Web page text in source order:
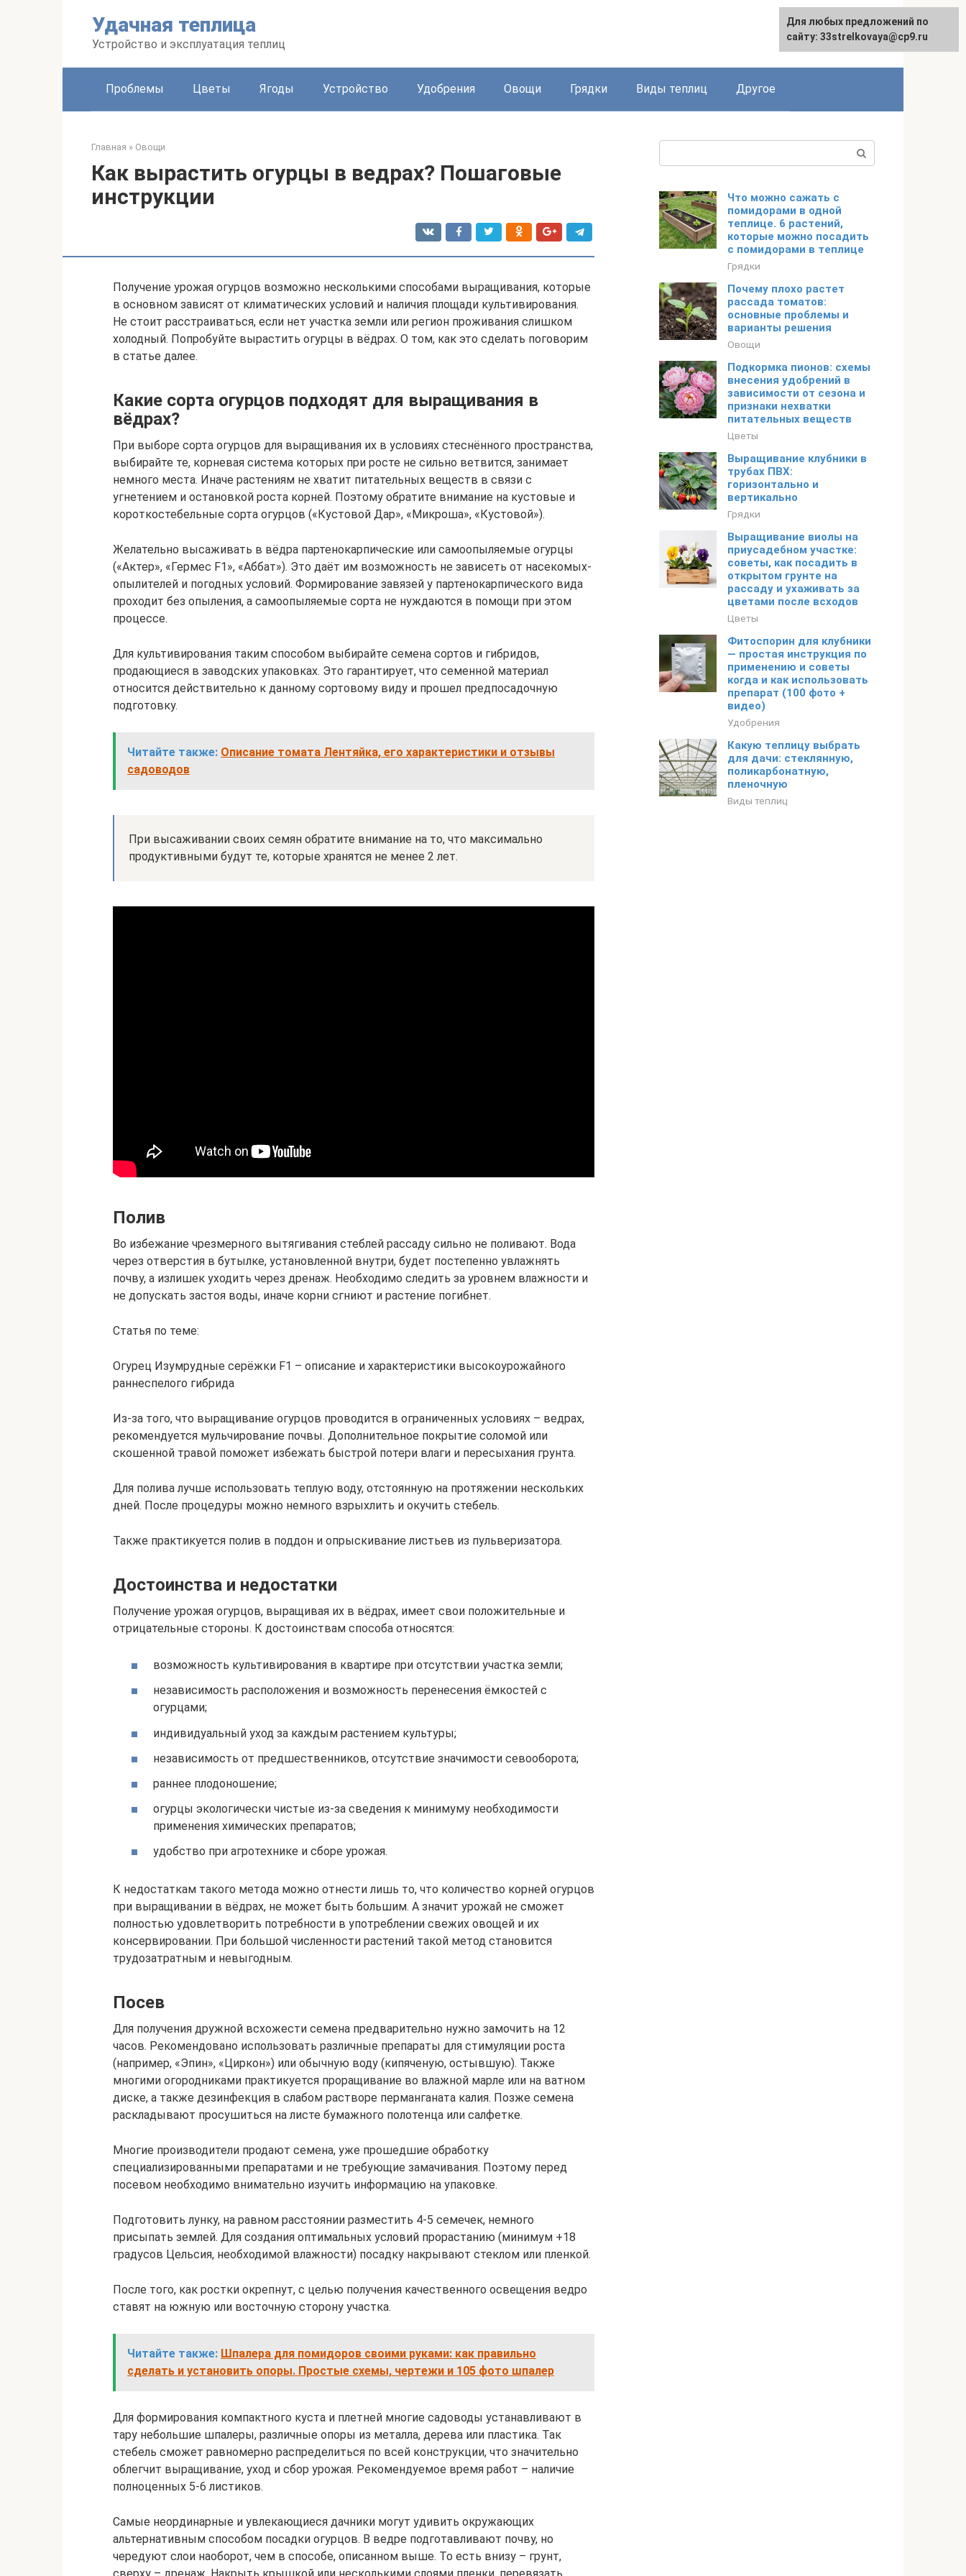
Удачная теплица
Устройство и эксплуатация теплиц
Проблемы Цветы Ягоды Устройство Удобрения Овощи Грядки Виды теплиц Другое
Главная » Овощи
Как вырастить огурцы в ведрах? Пошаговые
инструкции
Получение урожая огурцов возможно несколькими способами выращивания, которые
в основном зависят от климатических условий и наличия площади культивирования.
Не стоит расстраиваться, если нет участка земли или регион проживания слишком
холодный. Попробуйте вырастить огурцы в вёдрах. О том, как это сделать поговорим
в статье далее.
Какие сорта огурцов подходят для выращивания в
вёдрах?
При выборе сорта огурцов для выращивания их в условиях стеснённого пространства,
выбирайте те, корневая система которых при росте не сильно ветвится, занимает
немного места. Иначе растениям не хватит питательных веществ в связи с
угнетением и остановкой роста корней. Поэтому обратите внимание на кустовые и
короткостебельные сорта огурцов («Кустовой Дар», «Микроша», «Кустовой»).
Желательно высаживать в вёдра партенокарпические или самоопыляемые огурцы
(«Актер», «Гермес F1», «Аббат»). Это даёт им возможность не зависеть от насекомых-
опылителей и погодных условий. Формирование завязей у партенокарпического вида
проходит без опыления, а самоопыляемые сорта не нуждаются в помощи при этом
процессе.
Для культивирования таким способом выбирайте семена сортов и гибридов,
продающиеся в заводских упаковках. Это гарантирует, что семенной материал
относится действительно к данному сортовому виду и прошел предпосадочную
подготовку.
Читайте также: Описание томата Лентяйка, его характеристики и отзывы
садоводов
При высаживании своих семян обратите внимание на то, что максимально
продуктивными будут те, которые хранятся не менее 2 лет.
Полив
Во избежание чрезмерного вытягивания стеблей рассаду сильно не поливают. Вода
через отверстия в бутылке, установленной внутри, будет постепенно увлажнять
почву, а излишек уходить через дренаж. Необходимо следить за уровнем влажности и
не допускать застоя воды, иначе корни сгниют и растение погибнет.
Статья по теме:
Огурец Изумрудные серёжки F1 – описание и характеристики высокоурожайного
раннеспелого гибрида
Из-за того, что выращивание огурцов проводится в ограниченных условиях – ведрах,
рекомендуется мульчирование почвы. Дополнительное покрытие соломой или
скошенной травой поможет избежать быстрой потери влаги и пересыхания грунта.
Для полива лучше использовать теплую воду, отстоянную на протяжении нескольких
дней. После процедуры можно немного взрыхлить и окучить стебель.
Также практикуется полив в поддон и опрыскивание листьев из пульверизатора.
Достоинства и недостатки
Получение урожая огурцов, выращивая их в вёдрах, имеет свои положительные и
отрицательные стороны. К достоинствам способа относятся:
возможность культивирования в квартире при отсутствии участка земли;
независимость расположения и возможность перенесения ёмкостей с
огурцами;
индивидуальный уход за каждым растением культуры;
независимость от предшественников, отсутствие значимости севооборота;
раннее плодоношение;
огурцы экологически чистые из-за сведения к минимуму необходимости
применения химических препаратов;
удобство при агротехнике и сборе урожая.
К недостаткам такого метода можно отнести лишь то, что количество корней огурцов
при выращивании в вёдрах, не может быть большим. А значит урожай не сможет
полностью удовлетворить потребности в употреблении свежих овощей и их
консервировании. При большой численности растений такой метод становится
трудозатратным и невыгодным.
Посев
Для получения дружной всхожести семена предварительно нужно замочить на 12
часов. Рекомендовано использовать различные препараты для стимуляции роста
(например, «Эпин», «Циркон») или обычную воду (кипяченую, остывшую). Также
многими огородниками практикуется проращивание во влажной марле или на ватном
диске, а также дезинфекция в слабом растворе перманганата калия. Позже семена
раскладывают просушиться на листе бумажного полотенца или салфетке.
Многие производители продают семена, уже прошедшие обработку
специализированными препаратами и не требующие замачивания. Поэтому перед
посевом необходимо внимательно изучить информацию на упаковке.
Подготовить лунку, на равном расстоянии разместить 4-5 семечек, немного
присыпать землей. Для создания оптимальных условий прорастанию (минимум +18
градусов Цельсия, необходимой влажности) посадку накрывают стеклом или пленкой.
После того, как ростки окрепнут, с целью получения качественного освещения ведро
ставят на южную или восточную сторону участка.
Читайте также: Шпалера для помидоров своими руками: как правильно
сделать и установить опоры. Простые схемы, чертежи и 105 фото шпалер
Для формирования компактного куста и плетней многие садоводы устанавливают в
тару небольшие шпалеры, различные опоры из металла, дерева или пластика. Так
стебель сможет равномерно распределиться по всей конструкции, что значительно
облегчит выращивание, уход и сбор урожая. Рекомендуемое время работ – наличие
полноценных 5-6 листиков.
Самые неординарные и увлекающиеся дачники могут удивить окружающих
альтернативным способом посадки огурцов. В ведре подготавливают почву, но
чередуют слои наоборот, чем в способе, описанном выше. То есть внизу – грунт,
Что можно сажать с
помидорами в одной
теплице. 6 растений,
которые можно посадить
с помидорами в теплице
Грядки
Почему плохо растет
рассада томатов:
основные проблемы и
варианты решения
Овощи
Подкормка пионов: схемы
внесения удобрений в
зависимости от сезона и
признаки нехватки
питательных веществ
Цветы
Выращивание клубники в
трубах ПВХ:
горизонтально и
вертикально
Грядки
Выращивание виолы на
приусадебном участке:
советы, как посадить в
открытом грунте на
рассаду и ухаживать за
цветами после всходов
Цветы
Фитоспорин для клубники
— простая инструкция по
применению и советы
когда и как использовать
препарат (100 фото +
видео)
Удобрения
Какую теплицу выбрать
для дачи: стеклянную,
поликарбонатную,
пленочную
Виды теплиц
Для любых предложений по
сайту: 33strelkovaya@cp9.ru